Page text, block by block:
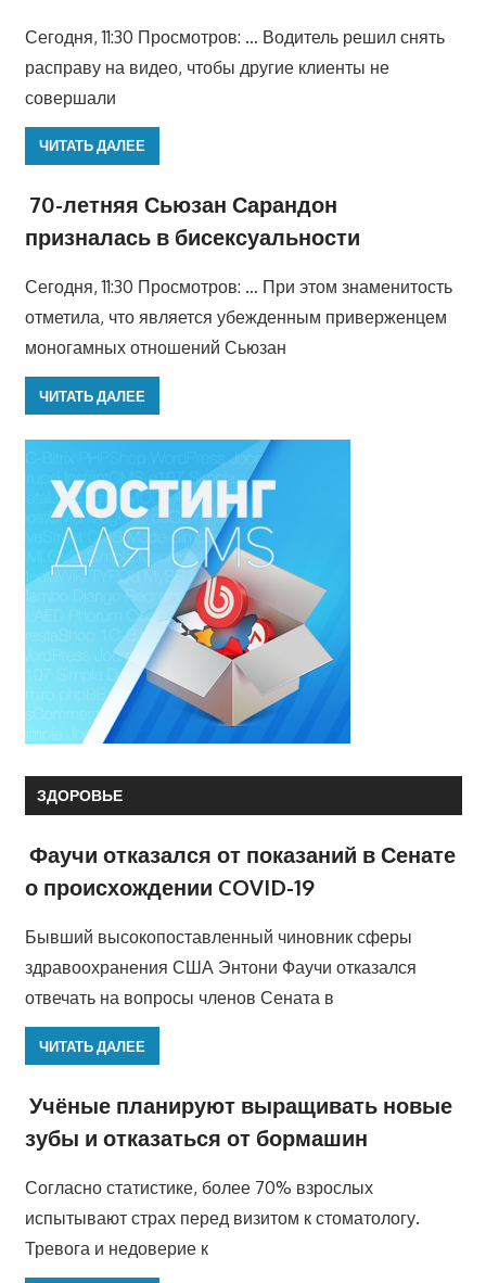
Сегодня, 11:30 Просмотров: … Водитель решил снять
расправу на видео, чтобы другие клиенты не
совершали
ЧИТАТЬ ДАЛЕЕ
70-летняя Сьюзан Сарандон
призналась в бисексуальности
Сегодня, 11:30 Просмотров: … При этом знаменитость
отметила, что является убежденным приверженцем
моногамных отношений Сьюзан
ЧИТАТЬ ДАЛЕЕ
ЗДОРОВЬЕ
Фаучи отказался от показаний в Сенате
о происхождении COVID-19
Бывший высокопоставленный чиновник сферы
здравоохранения США Энтони Фаучи отказался
отвечать на вопросы членов Сената в
ЧИТАТЬ ДАЛЕЕ
Учёные планируют выращивать новые
зубы и отказаться от бормашин
Согласно статистике, более 70% взрослых
испытывают страх перед визитом к стоматологу.
Тревога и недоверие к